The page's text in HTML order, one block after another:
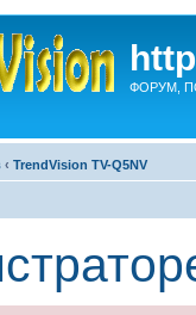
ФОРУМ,
‹ TrendVision TV-Q5NV